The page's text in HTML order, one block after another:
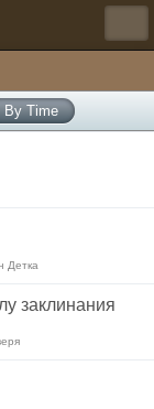
By Time
Детка
заклинания